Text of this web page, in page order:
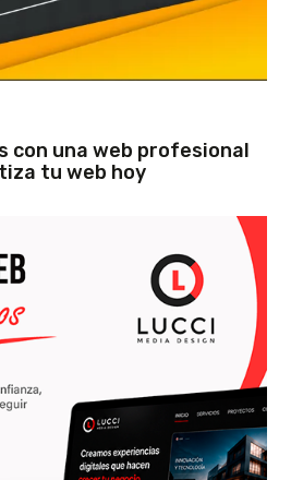
con una web profesional
tu web hoy